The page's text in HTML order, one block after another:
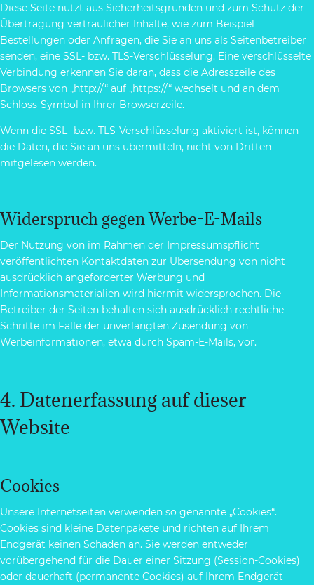
Diese Seite nutzt aus Sicherheitsgründen und zum Schutz der
Übertragung vertraulicher Inhalte, wie zum Beispiel
Bestellungen oder Anfragen, die Sie an uns als Seitenbetreiber
senden, eine SSL- bzw. TLS-Verschlüsselung. Eine verschlüsselte
Verbindung erkennen Sie daran, dass die Adresszeile des
Browsers von „http://“ auf „https://“ wechselt und an dem
Schloss-Symbol in Ihrer Browserzeile.
Wenn die SSL- bzw. TLS-Verschlüsselung aktiviert ist, können
die Daten, die Sie an uns übermitteln, nicht von Dritten
mitgelesen werden.
Widerspruch gegen Werbe-E-Mails
Der Nutzung von im Rahmen der Impressumspflicht
veröffentlichten Kontaktdaten zur Übersendung von nicht
ausdrücklich angeforderter Werbung und
Informationsmaterialien wird hiermit widersprochen. Die
Betreiber der Seiten behalten sich ausdrücklich rechtliche
Schritte im Falle der unverlangten Zusendung von
Werbeinformationen, etwa durch Spam-E-Mails, vor.
4. Datenerfassung auf dieser
Website
Cookies
Unsere Internetseiten verwenden so genannte „Cookies“.
Cookies sind kleine Datenpakete und richten auf Ihrem
Endgerät keinen Schaden an. Sie werden entweder
vorübergehend für die Dauer einer Sitzung (Session-Cookies)
oder dauerhaft (permanente Cookies) auf Ihrem Endgerät